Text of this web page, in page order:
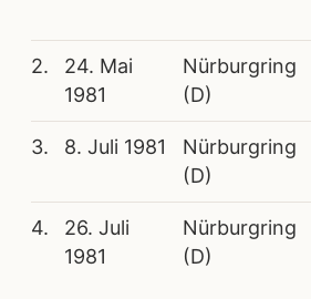
2.
24. Mai
1981
Nürburgring
(D)
3. 8. Juli 1981
Nürburgring
(D)
4.
26. Juli
1981
Nürburgring
(D)